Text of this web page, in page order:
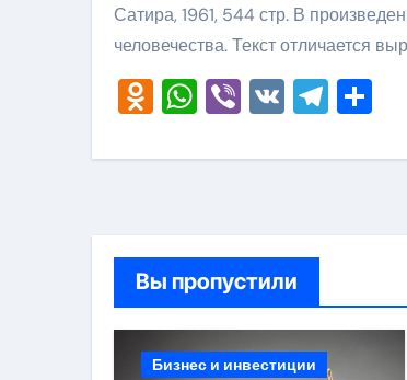
Сатира, 1961, 544 стр. В
человечества. Текст отличается
Odnoklassniki
WhatsApp
Viber
VK
Вы пропустили
Бизнес и инвестиции